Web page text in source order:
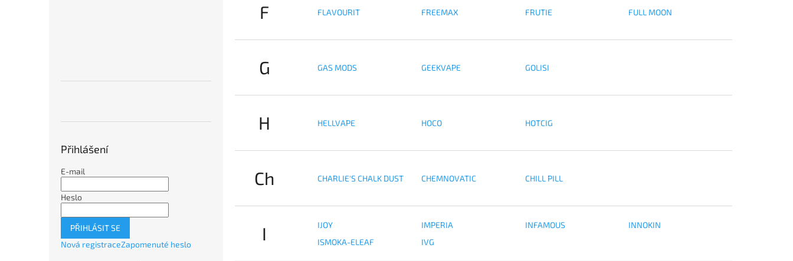
Přihlášení
E-mail
Heslo
PŘIHLÁSIT SE
Nová registraceZapomenuté heslo
F FLAVOURIT FREEMAX FRUTIE FULL MOON
G GAS MODS GEEKVAPE GOLISI
H HELLVAPE HOCO HOTCIG
Ch CHARLIE'S CHALK DUST CHEMNOVATIC CHILL PILL
I IJOY IMPERIA INFAMOUS
INNOKIN
ISMOKA-ELEAF
IVG